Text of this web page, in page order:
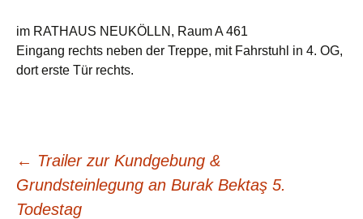
im RATHAUS NEUKÖLLN, Raum A 461
Eingang rechts neben der Treppe, mit Fahrstuhl in 4. OG,
dort erste Tür rechts.
Beitragsnavigation
← Trailer zur Kundgebung &
Grundsteinlegung an Burak Bektaş 5.
Todestag